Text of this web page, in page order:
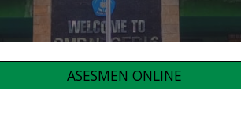
ASESMEN ONLINE